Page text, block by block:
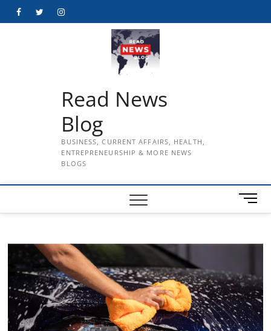
FacebookTwitterInstagram
Read News
Blog
BUSINESS, CURRENT AFFAIRS, HEALTH,
ENTREPRENEURSHIP & MORE NEWS
BLOGS
M
e
t
t
o
n